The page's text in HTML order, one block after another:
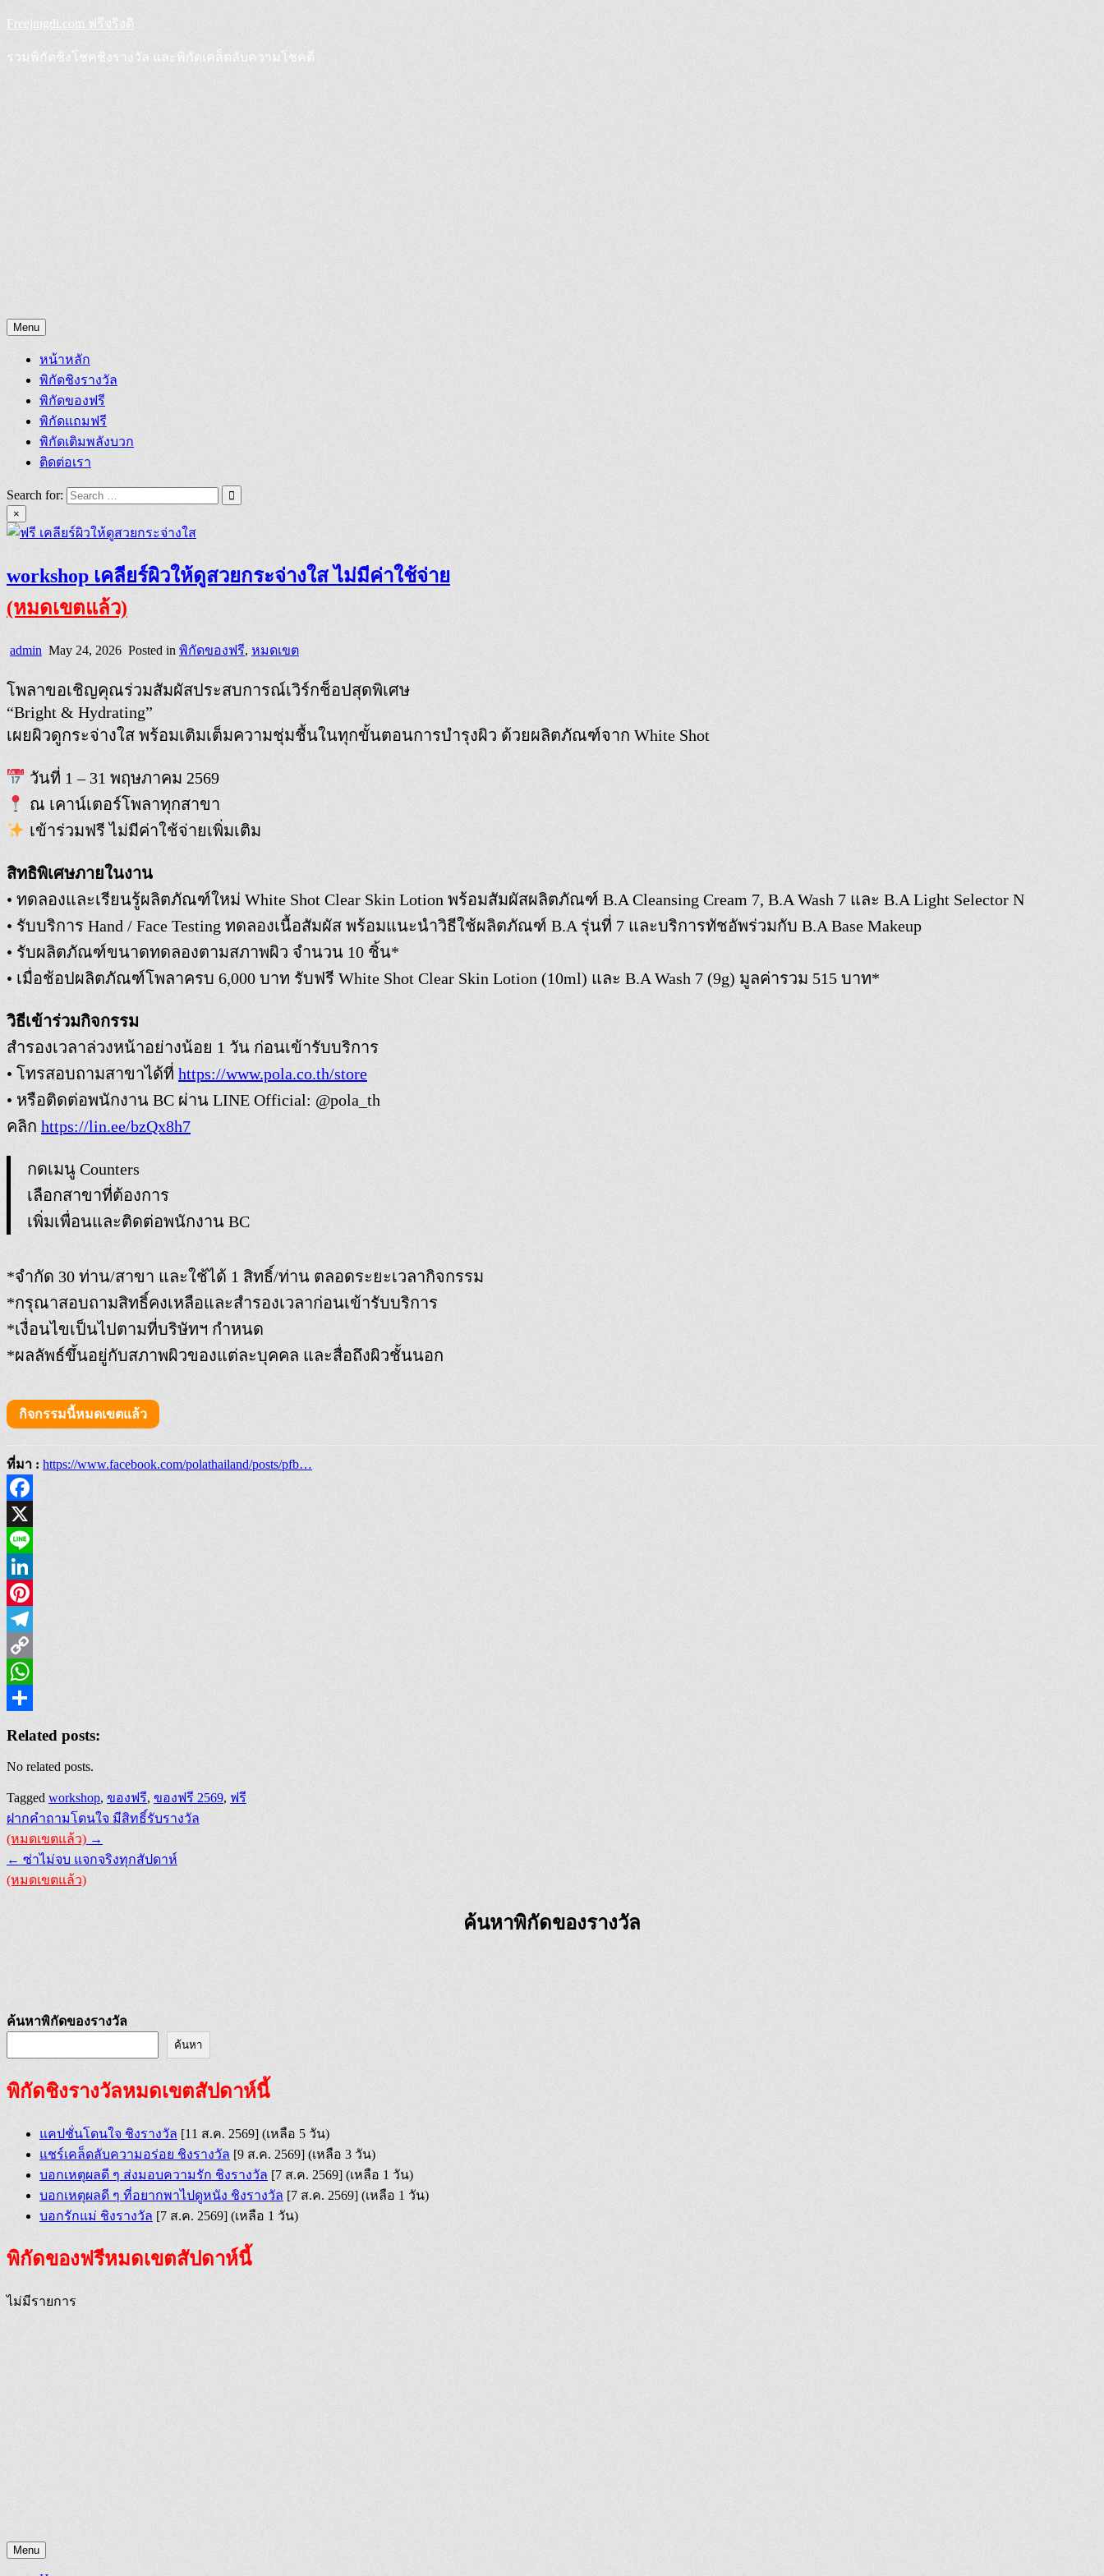
Skip
to
content
Freejingdi.com ฟรีจริงดิ
รวมพิกัดชิงโชคชิงรางวัล และพิกัดเคล็ดลับความโชคดี
Menu
หน้าหลัก
พิกัดชิงรางวัล
พิกัดของฟรี
พิกัดแถมฟรี
พิกัดเติมพลังบวก
ติดต่อเรา
Search for:
×
workshop เคลียร์ผิวให้ดูสวยกระจ่างใส ไม่มีค่าใช้จ่าย
(หมดเขตแล้ว)
admin May 24, 2026 Posted in พิกัดของฟรี, หมดเขต
โพลาขอเชิญคุณร่วมสัมผัสประสบการณ์เวิร์กช็อปสุดพิเศษ
“Bright & Hydrating”
เผยผิวดูกระจ่างใส พร้อมเติมเต็มความชุ่มชื้นในทุกขั้นตอนการบำรุงผิว ด้วยผลิตภัณฑ์จาก White Shot
วันที่ 1 – 31 พฤษภาคม 2569
ณ เคาน์เตอร์โพลาทุกสาขา
เข้าร่วมฟรี ไม่มีค่าใช้จ่ายเพิ่มเติม
สิทธิพิเศษภายในงาน
• ทดลองและเรียนรู้ผลิตภัณฑ์ใหม่ White Shot Clear Skin Lotion พร้อมสัมผัสผลิตภัณฑ์ B.A Cleansing Cream 7, B.A Wash 7 และ B.A Light Selector N
• รับบริการ Hand / Face Testing ทดลองเนื้อสัมผัส พร้อมแนะนำวิธีใช้ผลิตภัณฑ์ B.A รุ่นที่ 7 และบริการทัชอัพร่วมกับ B.A Base Makeup
• รับผลิตภัณฑ์ขนาดทดลองตามสภาพผิว จำนวน 10 ชิ้น*
• เมื่อช้อปผลิตภัณฑ์โพลาครบ 6,000 บาท รับฟรี White Shot Clear Skin Lotion (10ml) และ B.A Wash 7 (9g) มูลค่ารวม 515 บาท*
วิธีเข้าร่วมกิจกรรม
สำรองเวลาล่วงหน้าอย่างน้อย 1 วัน ก่อนเข้ารับบริการ
• โทรสอบถามสาขาได้ที่ https://www.pola.co.th/store
• หรือติดต่อพนักงาน BC ผ่าน LINE Official: @pola_th
คลิก https://lin.ee/bzQx8h7
กดเมนู Counters
เลือกสาขาที่ต้องการ
เพิ่มเพื่อนและติดต่อพนักงาน BC
*จำกัด 30 ท่าน/สาขา และใช้ได้ 1 สิทธิ์/ท่าน ตลอดระยะเวลากิจกรรม
*กรุณาสอบถามสิทธิ์คงเหลือและสำรองเวลาก่อนเข้ารับบริการ
*เงื่อนไขเป็นไปตามที่บริษัทฯ กำหนด
*ผลลัพธ์ขึ้นอยู่กับสภาพผิวของแต่ละบุคคล และสื่อถึงผิวชั้นนอก
กิจกรรมนี้หมดเขตแล้ว
ที่มา : https://www.facebook.com/polathailand/posts/pfb…
Facebook
X
Line
LinkedIn
Pinterest
Telegram
Copy
Link
WhatsApp
Related posts:
No related posts.
Tagged workshop, ของฟรี, ของฟรี 2569, ฟรี
Post
navigation
ฝากคำถามโดนใจ มีสิทธิ์รับรางวัล
(หมดเขตแล้ว) →
← ซ่าไม่จบ แจกจริงทุกสัปดาห์
(หมดเขตแล้ว)
ค้นหาพิกัดของรางวัล
ค้นหาพิกัดของรางวัล
ค้นหา
พิกัดชิงรางวัลหมดเขตสัปดาห์นี้
แคปชั่นโดนใจ ชิงรางวัล [11 ส.ค. 2569] (เหลือ 5 วัน)
แชร์เคล็ดลับความอร่อย ชิงรางวัล [9 ส.ค. 2569] (เหลือ 3 วัน)
บอกเหตุผลดี ๆ ส่งมอบความรัก ชิงรางวัล [7 ส.ค. 2569] (เหลือ 1 วัน)
บอกเหตุผลดี ๆ ที่อยากพาไปดูหนัง ชิงรางวัล [7 ส.ค. 2569] (เหลือ 1 วัน)
บอกรักแม่ ชิงรางวัล [7 ส.ค. 2569] (เหลือ 1 วัน)
พิกัดของฟรีหมดเขตสัปดาห์นี้
ไม่มีรายการ
Menu